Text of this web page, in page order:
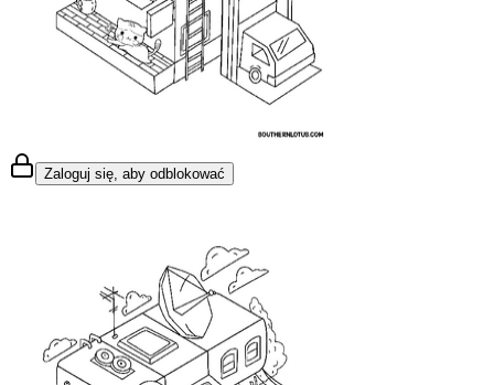
Zaloguj się, aby odblokować